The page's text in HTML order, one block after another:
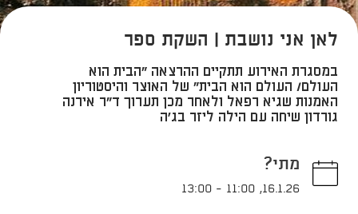
לאן אני נושבת | השקת ספר
במסגרת האירוע תתקיים ההרצאה "הבית הוא
העולם/ העולם הוא הבית" של האוצר והיסטוריון
האמנות שגיא רפאל ולאחר מכן תערוך ד"ר אירנה
גורדון שיחה עם הילה ליזר בג'ה
מתי?
16.1.26
,
11:00
-
13:00